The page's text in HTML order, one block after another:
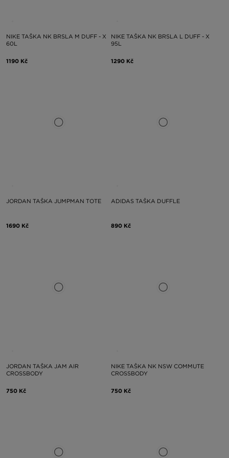
NIKE TAŠKA NK BRSLA M DUFF - X
60L
1190 Kč
NIKE TAŠKA NK BRSLA L DUFF - X
95L
1290 Kč
JORDAN TAŠKA JUMPMAN TOTE
1690 Kč
ADIDAS TAŠKA DUFFLE
890 Kč
JORDAN TAŠKA JAM AIR
CROSSBODY
750 Kč
NIKE TAŠKA NK NSW COMMUTE
CROSSBODY
750 Kč